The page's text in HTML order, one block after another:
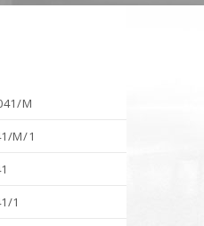
M
M/1
1